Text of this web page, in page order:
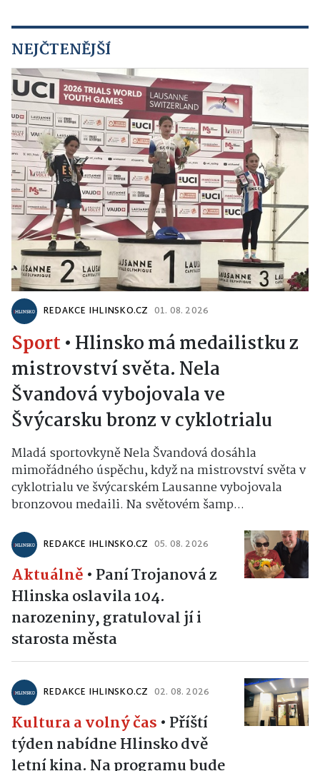
NEJČTENĚJŠÍ
REDAKCE IHLINSKO.CZ 01. 08. 2026
Sport • Hlinsko má medailistku z
mistrovství světa. Nela
Švandová vybojovala ve
Švýcarsku bronz v cyklotrialu
Mladá sportovkyně Nela Švandová dosáhla
mimořádného úspěchu, když na mistrovství světa v
cyklotrialu ve švýcarském Lausanne vybojovala
bronzovou medaili. Na světovém šamp...
REDAKCE IHLINSKO.CZ 05. 08. 2026
Aktuálně • Paní Trojanová z
Hlinska oslavila 104.
narozeniny, gratuloval jí i
starosta města
REDAKCE IHLINSKO.CZ 02. 08. 2026
Kultura a volný čas • Příští
týden nabídne Hlinsko dvě
letní kina. Na programu bude